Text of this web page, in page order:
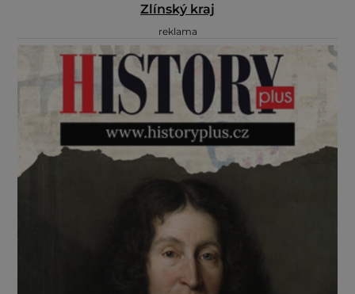
Zlínský kraj
reklama